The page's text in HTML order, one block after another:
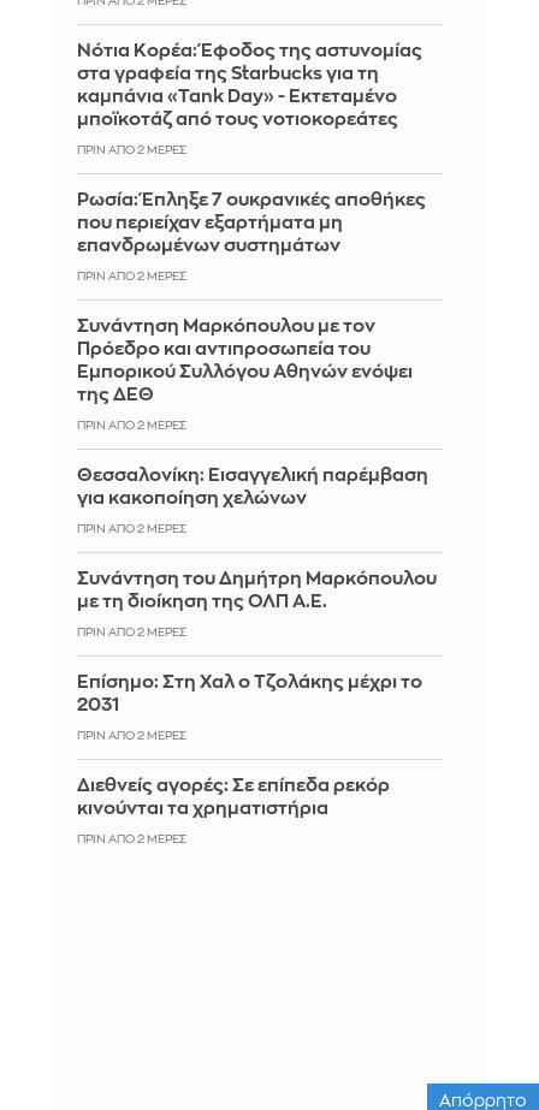
Νότια Κορέα: Έφοδος της αστυνομίας
στα γραφεία της Starbucks για τη
καμπάνια «Tank Day» - Εκτεταμένο
μποϊκοτάζ από τους νοτιοκορεάτες
ΠΡΙΝ ΑΠΌ 2 ΜΈΡΕΣ
Ρωσία: Έπληξε 7 ουκρανικές αποθήκες
που περιείχαν εξαρτήματα μη
επανδρωμένων συστημάτων
ΠΡΙΝ ΑΠΌ 2 ΜΈΡΕΣ
Συνάντηση Μαρκόπουλου με τον
Πρόεδρο και αντιπροσωπεία του
Εμπορικού Συλλόγου Αθηνών ενόψει
της ΔΕΘ
ΠΡΙΝ ΑΠΌ 2 ΜΈΡΕΣ
Θεσσαλονίκη: Εισαγγελική παρέμβαση
για κακοποίηση χελώνων
ΠΡΙΝ ΑΠΌ 2 ΜΈΡΕΣ
Συνάντηση του Δημήτρη Μαρκόπουλου
με τη διοίκηση της ΟΛΠ Α.Ε.
ΠΡΙΝ ΑΠΌ 2 ΜΈΡΕΣ
Επίσημο: Στη Χαλ ο Τζολάκης μέχρι το
2031
ΠΡΙΝ ΑΠΌ 2 ΜΈΡΕΣ
Διεθνείς αγορές: Σε επίπεδα ρεκόρ
κινούνται τα χρηματιστήρια
ΠΡΙΝ ΑΠΌ 2 ΜΈΡΕΣ
Απόρρητο